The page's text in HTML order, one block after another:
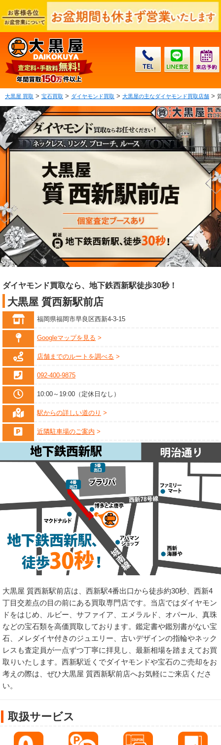
大黒屋 買取 > 宝石買取 > ダイヤモンド買取 > 大黒屋の主なダイヤモンド買取店舗 >
ダイヤモンド買取なら、地下鉄西新駅徒歩30秒！
大黒屋 質西新駅前店
福岡県福岡市早良区西新4-3-15
Googleマップを見る
店舗までのルートを調べる
092-400-9875
10:00～19:00（定休日なし）
駅からの詳しい道のり
近隣駐車場のご案内
大黒屋 質西新駅前店は、西新駅4番出口から徒歩約30秒、西新4
丁目交差点の目の前にある買取専門店です。当店ではダイヤモン
ドをはじめ、ルビー、サファイア、エメラルド、オパール、真珠
などの宝石類を高価買取しております。鑑定書や鑑別書がない宝
石、メレダイヤ付きのジュエリー、古いデザインの指輪やネック
レスも査定員が一点ずつ丁寧に拝見し、最新相場を踏まえてお買
取りいたします。西新駅近くでダイヤモンドや宝石のご売却をお
考えの際は、ぜひ大黒屋 質西新駅前店へお気軽にご来店くださ
い。
取扱サービス